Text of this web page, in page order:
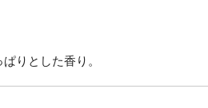
りとした香り。